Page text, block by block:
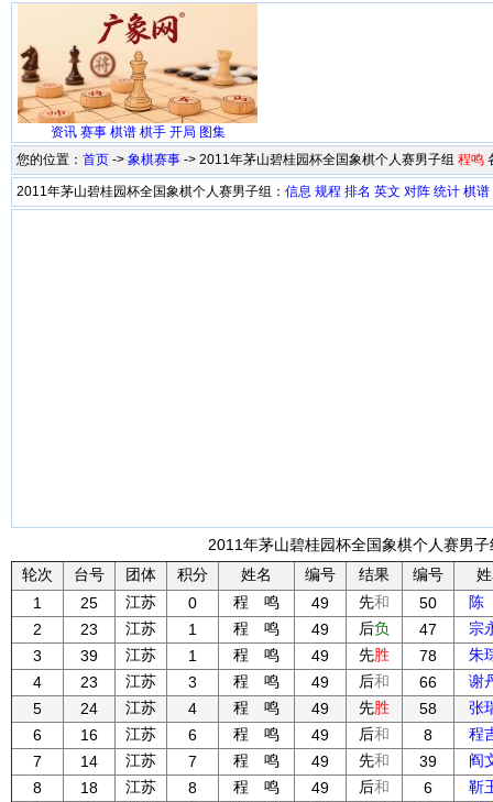
资讯 赛事 棋谱 棋手 开局 图集
您的位置： 首页 -> 象棋赛事 -> 2011年茅山碧桂园杯全国象棋个人赛男子组 程鸣
2011年茅山碧桂园杯全国象棋个人赛男子组： 信息 规程 排名 英文 对阵 统计 棋谱
2011年茅山碧桂园杯全国象棋个人赛男
轮次
台号 团体 积分 姓名 编号 结果 编号
1
25 江苏 0 程 鸣 49 先和 50
2
23 江苏 1 程 鸣 49 后负 47
宗
3
39 江苏 1 程 鸣 49 先胜 78
朱
4
23 江苏 3 程 鸣 49 后和 66
谢
5
24 江苏 4 程 鸣 49 先胜 58
张
6
16 江苏 6 程 鸣 49 后和 8
程
7
14 江苏 7 程 鸣 49 先和 39
阎
8
18 江苏 8 程 鸣 49 后和 6
靳